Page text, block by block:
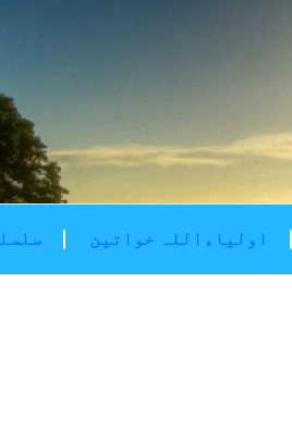
اولیاءاللہ خواتین